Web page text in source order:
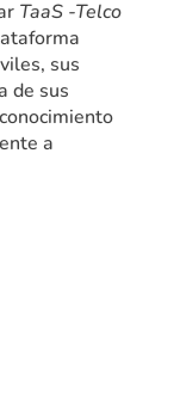
TaaS -Telco
sus
de sus
a